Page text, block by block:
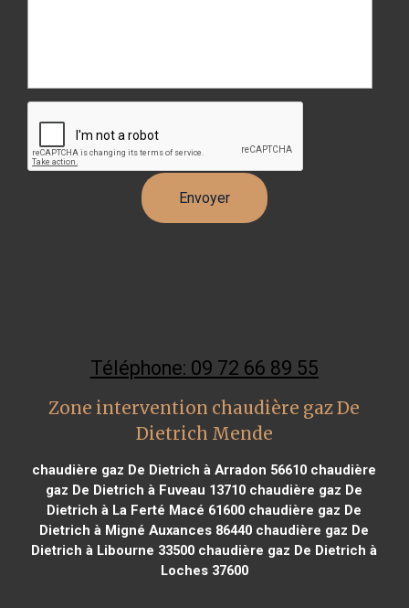
Téléphone: 09 72 66 89 55
Zone intervention chaudière gaz De
Dietrich Mende
chaudière gaz De Dietrich à Arradon 56610 chaudière
gaz De Dietrich à Fuveau 13710 chaudière gaz De
Dietrich à La Ferté Macé 61600 chaudière gaz De
Dietrich à Migné Auxances 86440 chaudière gaz De
Dietrich à Libourne 33500 chaudière gaz De Dietrich à
Loches 37600